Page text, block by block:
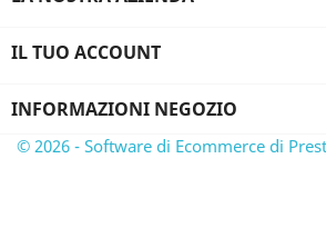
IL TUO ACCOUNT
INFORMAZIONI NEGOZIO
© 2026 - Software di Ecommerce di